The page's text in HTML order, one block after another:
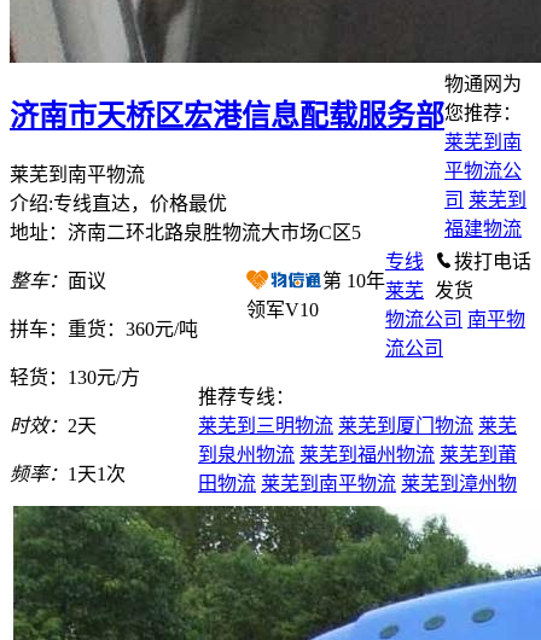
济南市天桥区宏港信息配载服务部
莱芜到南平物流
介绍:专线直达，价格最优
地址：济南二环北路泉胜物流大市场C区5
整车： 面议
拼车： 重货：360元/吨
轻货： 130元/方
时效： 2天
频率： 1天1次
第 10年
领军V10
拨打电话
发货
物通网为
您推荐：
莱芜到南
平物流公
司 莱芜到
福建物流
专线
莱芜
物流公司 南平物
流公司
推荐专线：
莱芜到三明物流 莱芜到厦门物流 莱芜
到泉州物流 莱芜到福州物流 莱芜到莆
田物流 莱芜到南平物流 莱芜到漳州物